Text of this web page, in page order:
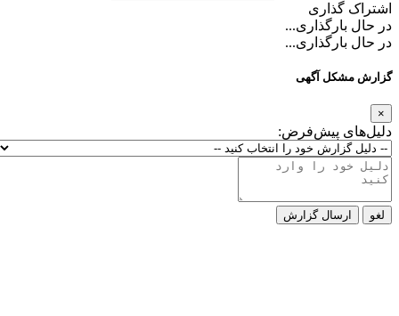
اشتراک گذاری
در حال بارگذاری...
در حال بارگذاری...
گزارش مشکل آگهی
×
دلیل‌های پیش‌فرض:
لغو ارسال گزارش